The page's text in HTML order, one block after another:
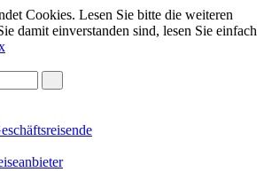
Cookies. Lesen Sie bitte die weiteren
damit einverstanden sind, lesen Sie einfach